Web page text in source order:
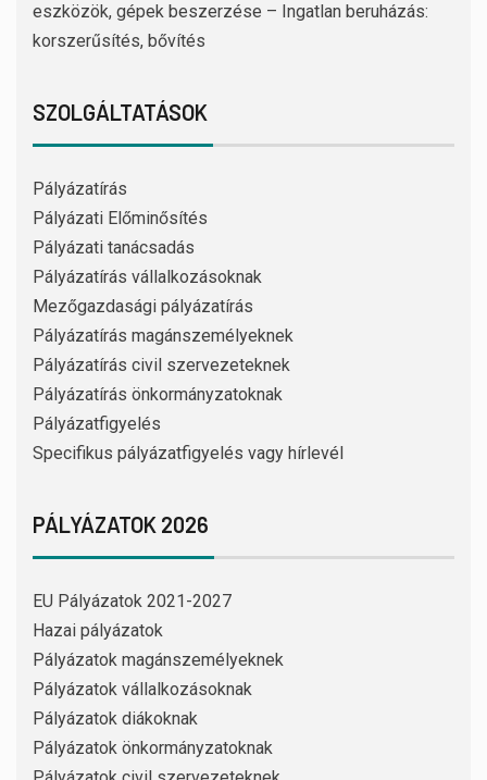
eszközök, gépek beszerzése – Ingatlan beruházás:
korszerűsítés, bővítés
SZOLGÁLTATÁSOK
Pályázatírás
Pályázati Előminősítés
Pályázati tanácsadás
Pályázatírás vállalkozásoknak
Mezőgazdasági pályázatírás
Pályázatírás magánszemélyeknek
Pályázatírás civil szervezeteknek
Pályázatírás önkormányzatoknak
Pályázatfigyelés
Specifikus pályázatfigyelés vagy hírlevél
PÁLYÁZATOK 2026
EU Pályázatok 2021-2027
Hazai pályázatok
Pályázatok magánszemélyeknek
Pályázatok vállalkozásoknak
Pályázatok diákoknak
Pályázatok önkormányzatoknak